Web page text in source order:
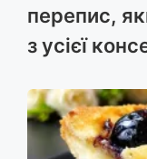
перепис,
з усієї